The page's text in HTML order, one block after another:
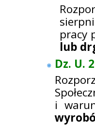
pracy
lub
Dz. U.
i